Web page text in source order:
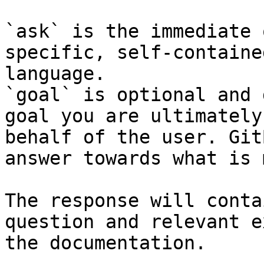
`ask` is the
specific, self-
language.
`goal` is optional and
goal you are
behalf of the user.
answer towards what
The response will
question and relevant
the documentation.